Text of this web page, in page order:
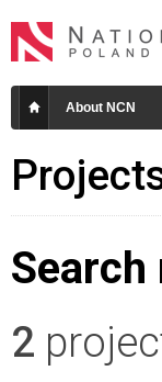
About NCN
2